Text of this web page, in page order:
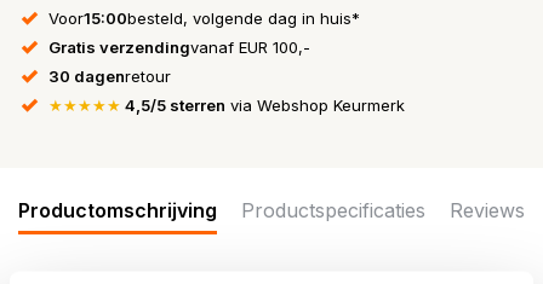
Voor15:00besteld, volgende dag in huis*
Gratis verzendingvanaf EUR 100,-
30 dagenretour
★★★★★ 4,5/5 sterren via Webshop Keurmerk
Productomschrijving Productspecificaties Reviews